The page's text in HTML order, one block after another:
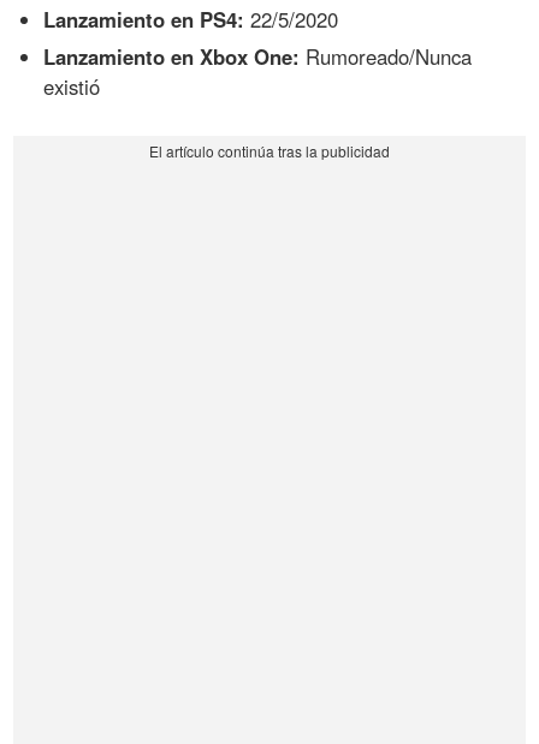
Lanzamiento en PS4: 22/5/2020
Lanzamiento en Xbox One: Rumoreado/Nunca
existió